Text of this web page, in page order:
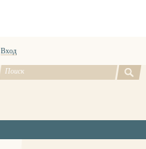
Вход